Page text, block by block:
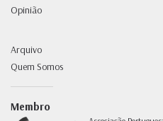
Opinião
Arquivo
Quem Somos
Membro